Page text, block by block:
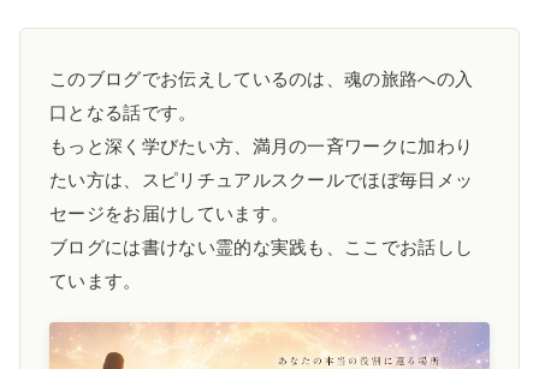
このブログでお伝えしているのは、魂の旅路への入
口となる話です。
もっと深く学びたい方、満月の一斉ワークに加わり
たい方は、スピリチュアルスクールでほぼ毎日メッ
セージをお届けしています。
ブログには書けない霊的な実践も、ここでお話しし
ています。